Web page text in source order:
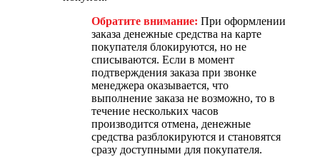
Обратите внимание: При оформлении
заказа денежные средства на карте
покупателя блокируются, но не
списываются. Если в момент
подтверждения заказа при звонке
менеджера оказывается, что
выполнение заказа не возможно, то в
течение нескольких часов
производится отмена, денежные
средства разблокируются и становятся
сразу доступными для покупателя.